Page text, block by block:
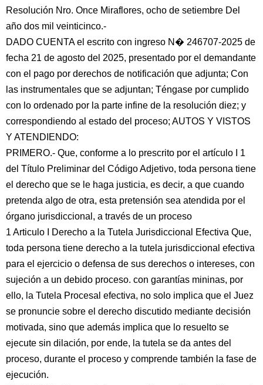
Resolución Nro. Once Miraflores, ocho de setiembre Del
año dos mil veinticinco.-
DADO CUENTA el escrito con ingreso N� 246707-2025 de
fecha 21 de agosto del 2025, presentado por el demandante
con el pago por derechos de notificación que adjunta; Con
las instrumentales que se adjuntan; Téngase por cumplido
con lo ordenado por la parte infine de la resolución diez; y
correspondiendo al estado del proceso; AUTOS Y VISTOS
Y ATENDIENDO:
PRIMERO.- Que, conforme a lo prescrito por el artículo I 1
del Título Preliminar del Código Adjetivo, toda persona tiene
el derecho que se le haga justicia, es decir, a que cuando
pretenda algo de otra, esta pretensión sea atendida por el
órgano jurisdiccional, a través de un proceso
1 Articulo I Derecho a la Tutela Jurisdiccional Efectiva Que,
toda persona tiene derecho a la tutela jurisdiccional efectiva
para el ejercicio o defensa de sus derechos o intereses, con
sujeción a un debido proceso. con garantías mininas, por
ello, la Tutela Procesal efectiva, no solo implica que el Juez
se pronuncie sobre el derecho discutido mediante decisión
motivada, sino que además implica que lo resuelto se
ejecute sin dilación, por ende, la tutela se da antes del
proceso, durante el proceso y comprende también la fase de
ejecución.